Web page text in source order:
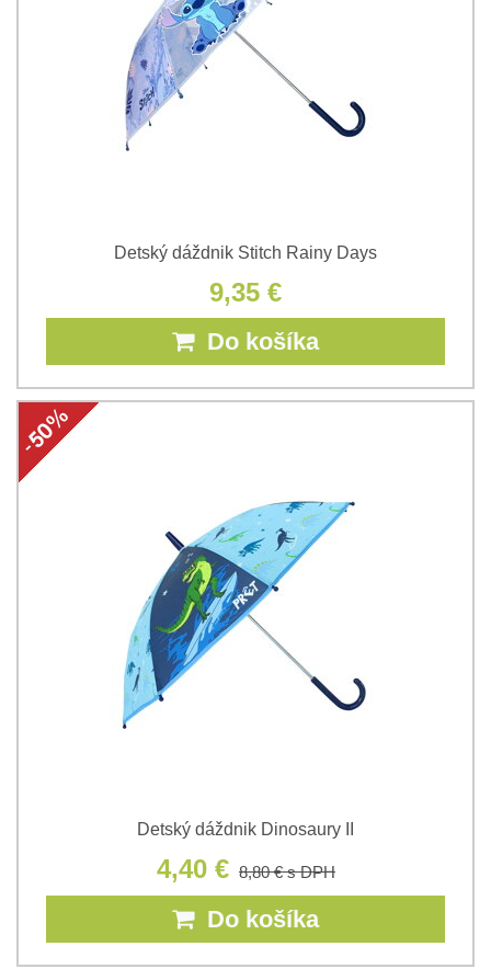
Detský dáždnik Stitch Rainy Days
9,35 €
Do košíka
Detský dáždnik Dinosaury II
4,40 € 8,80 €s DPH
Do košíka